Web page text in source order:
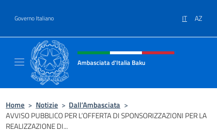
Governo Italiano IT AZ
Intestazione sito, social e menù
Ambasciata d'Italia Baku
Home > Notizie > Dall’Ambasciata >
AVVISO PUBBLICO PER L’OFFERTA DI SPONSORIZZAZIONI PER LA
REALIZZAZIONE DI...